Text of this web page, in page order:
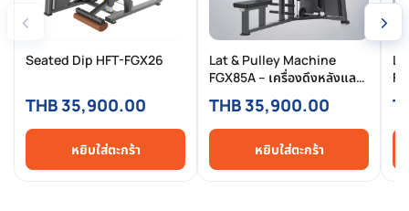
‹
Seated Dip HFT-FGX26
THB 35,900.00
หยิบใส่ตะกร้า
Lat & Pulley Machine
FGX85A – เครื่องดึงหลังและ
สายเคเบิลบริหารปีก ปรับได้
หลายมุมสำหรับสร้างกล้ามเนื้อ
หลังแบบเต็มประสิทธิภาพ
THB 35,900.00
หยิบใส่ตะกร้า
›